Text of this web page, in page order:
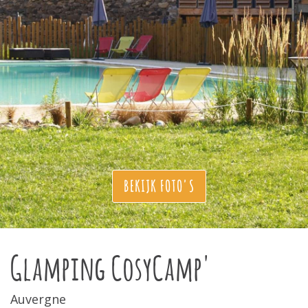
BEKIJK FOTO'S
Glamping CosyCamp'
Auvergne